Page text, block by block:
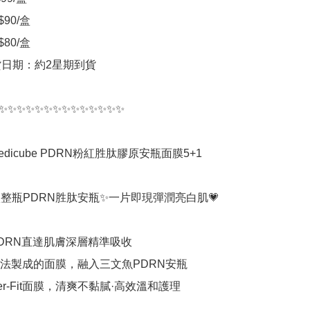
盒
盒
期：約2星期到貨
PDRN粉紅胜肽膠原安瓶面膜5+1
瓶PDRN胜肽安瓶✨一片即現彈潤亮白肌💗
直達肌膚深層精準吸收
製成的面膜，融入三文魚PDRN安瓶
Fit面膜，清爽不黏膩·高效溫和護理